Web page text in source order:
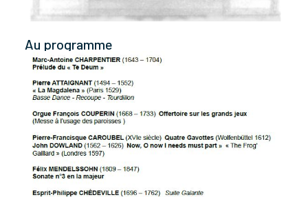
Au programme